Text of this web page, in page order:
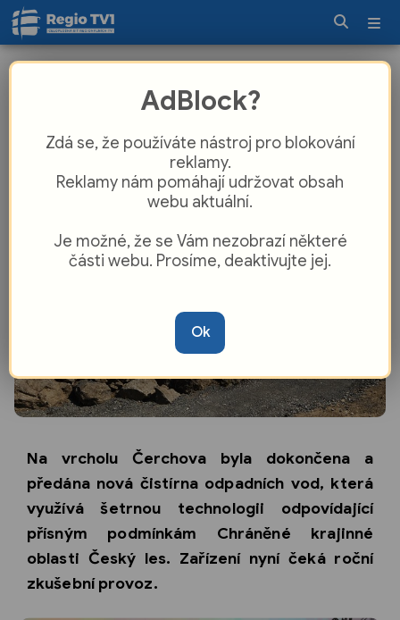
Čerchově je v provozu, je šetrná k
Na vrcholu Čerchova byla dokončena a
předána nová čistírna odpadních vod, která
využívá šetrnou technologii odpovídající
přísným podmínkám Chráněné krajinné
oblasti Český les. Zařízení nyní čeká roční
zkušební provoz.
AdBlock?
Zdá se, že používáte nástroj pro blokování
reklamy.
Reklamy nám pomáhají udržovat obsah
webu aktuální.
Je možné, že se Vám nezobrazí některé
části webu. Prosíme, deaktivujte jej.
Ok